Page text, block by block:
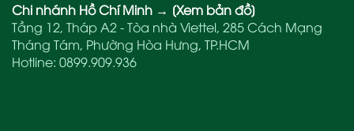
Chi nhánh Hồ Chí Minh → [Xem bản đồ]
Tầng 12, Tháp A2 - Tòa nhà Viettel, 285 Cách Mạng
Tháng Tám, Phường Hòa Hưng, TP.HCM
Hotline: 0899.909.936